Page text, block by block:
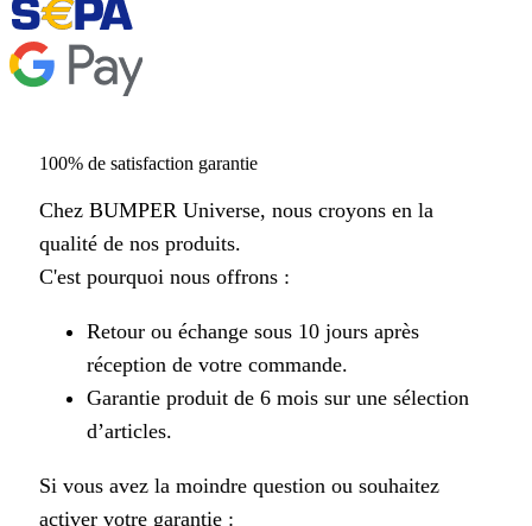
100% de satisfaction garantie
Chez BUMPER Universe, nous croyons en la
qualité de nos produits.
C'est pourquoi nous offrons :
Retour ou échange sous 10 jours après
réception de votre commande.
Garantie produit de 6 mois sur une sélection
d’articles.
Si vous avez la moindre question ou souhaitez
activer votre garantie :